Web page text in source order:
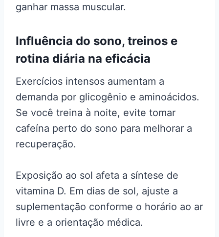
ganhar massa muscular.
Influência do sono, treinos e
rotina diária na eficácia
Exercícios intensos aumentam a
demanda por glicogênio e aminoácidos.
Se você treina à noite, evite tomar
cafeína perto do sono para melhorar a
recuperação.
Exposição ao sol afeta a síntese de
vitamina D. Em dias de sol, ajuste a
suplementação conforme o horário ao ar
livre e a orientação médica.